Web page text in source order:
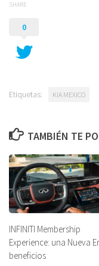
SHARE
0
Etiquetas: KIA MEXICO
TAMBIÉN TE
INFINITI Membership
Experience: una Nueva
beneficios